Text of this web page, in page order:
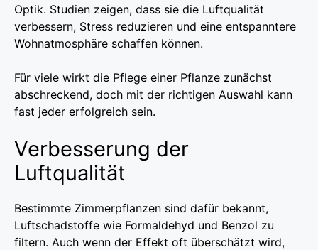
Optik. Studien zeigen, dass sie die Luftqualität
verbessern, Stress reduzieren und eine entspanntere
Wohnatmosphäre schaffen können.
Für viele wirkt die Pflege einer Pflanze zunächst
abschreckend, doch mit der richtigen Auswahl kann
fast jeder erfolgreich sein.
Verbesserung der
Luftqualität
Bestimmte Zimmerpflanzen sind dafür bekannt,
Luftschadstoffe wie Formaldehyd und Benzol zu
filtern. Auch wenn der Effekt oft überschätzt wird,